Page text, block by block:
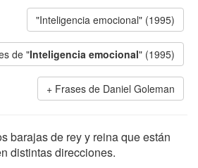
"Inteligencia emocional" (1995)
de "Inteligencia emocional" (1995)
Frases de Daniel Goleman
barajas de rey y reina que están
distintas direcciones.